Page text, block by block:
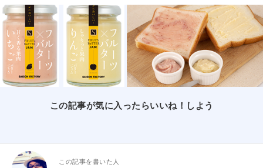
この記事が気に入ったらいいね！しよう
この記事を書いた人